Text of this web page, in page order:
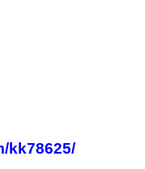
kk78625/